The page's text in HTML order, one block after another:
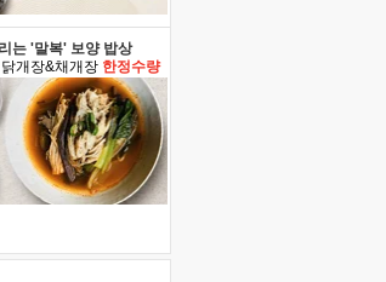
는 '말복' 보양 밥상
개장&채개장 한정수량